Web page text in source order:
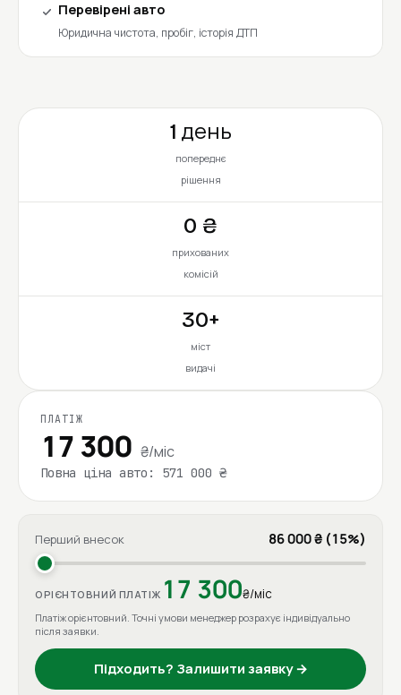
Перевірені авто
Юридична чистота, пробіг, історія ДТП
1 день
попереднє
рішення
0 ₴
прихованих
комісій
30+
міст
видачі
ПЛАТІЖ
17 300 ₴/міс
Повна ціна авто: 571 000 ₴
Перший внесок 86 000 ₴ (15%)
ОРІЄНТОВНИЙ ПЛАТІЖ 17 300₴/міс
Платіж орієнтовний. Точні умови менеджер розрахує індивідуально
після заявки.
Підходить? Залишити заявку →